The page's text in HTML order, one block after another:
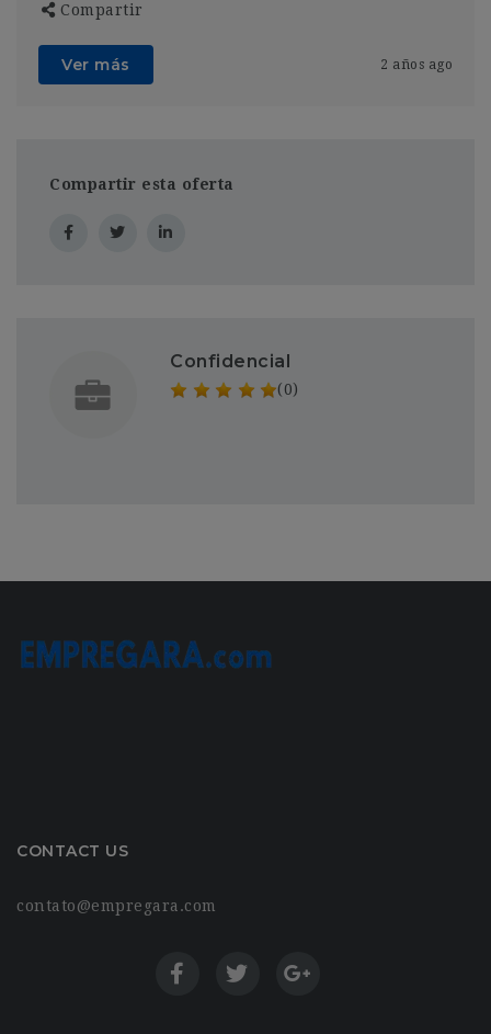
Compartir
Ver más 2 años ago
Compartir esta oferta
Confidencial
(0)
CONTACT US
contato@empregara.com